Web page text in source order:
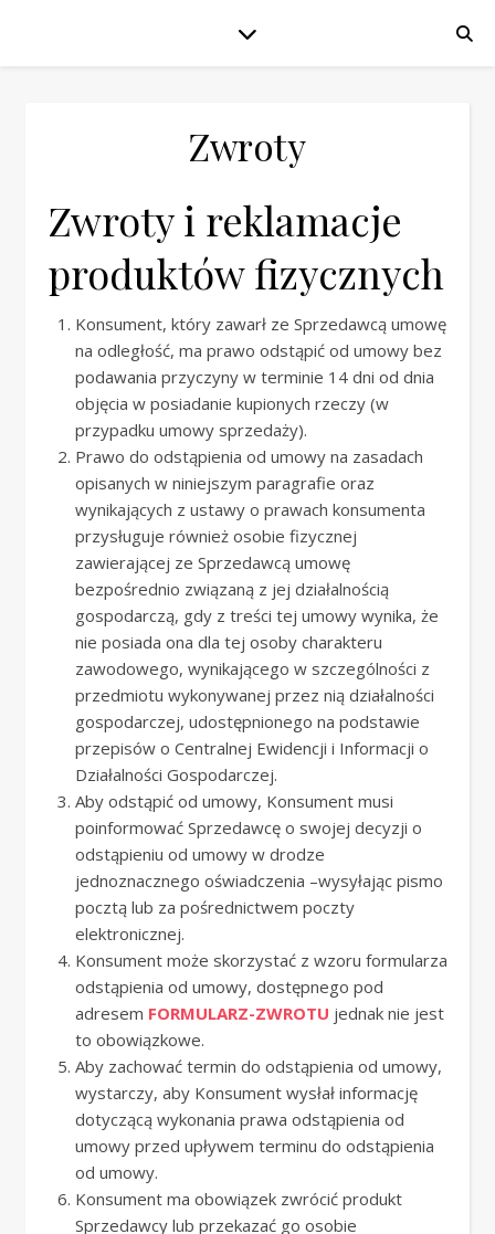
Zwroty
Zwroty i reklamacje
produktów fizycznych
Konsument, który zawarł ze Sprzedawcą umowę
na odległość, ma prawo odstąpić od umowy bez
podawania przyczyny w terminie 14 dni od dnia
objęcia w posiadanie kupionych rzeczy (w
przypadku umowy sprzedaży).
Prawo do odstąpienia od umowy na zasadach
opisanych w niniejszym paragrafie oraz
wynikających z ustawy o prawach konsumenta
przysługuje również osobie fizycznej
zawierającej ze Sprzedawcą umowę
bezpośrednio związaną z jej działalnością
gospodarczą, gdy z treści tej umowy wynika, że
nie posiada ona dla tej osoby charakteru
zawodowego, wynikającego w szczególności z
przedmiotu wykonywanej przez nią działalności
gospodarczej, udostępnionego na podstawie
przepisów o Centralnej Ewidencji i Informacji o
Działalności Gospodarczej.
Aby odstąpić od umowy, Konsument musi
poinformować Sprzedawcę o swojej decyzji o
odstąpieniu od umowy w drodze
jednoznacznego oświadczenia –wysyłając pismo
pocztą lub za pośrednictwem poczty
elektronicznej.
Konsument może skorzystać z wzoru formularza
odstąpienia od umowy, dostępnego pod
adresem FORMULARZ-ZWROTU jednak nie jest
to obowiązkowe.
Aby zachować termin do odstąpienia od umowy,
wystarczy, aby Konsument wysłał informację
dotyczącą wykonania prawa odstąpienia od
umowy przed upływem terminu do odstąpienia
od umowy.
Konsument ma obowiązek zwrócić produkt
Sprzedawcy lub przekazać go osobie